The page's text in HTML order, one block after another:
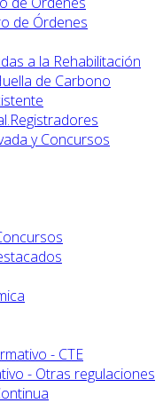
de Órdenes
a la Rehabilitación
de Carbono
y Concursos
- CTE
- Otras regulaciones